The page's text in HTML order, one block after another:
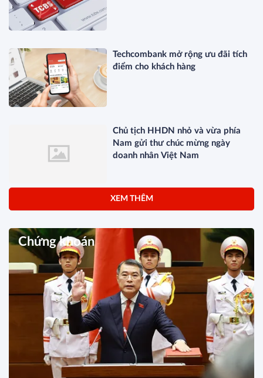
Techcombank mở rộng ưu đãi tích
điểm cho khách hàng
Chủ tịch HHDN nhỏ và vừa phía
Nam gửi thư chúc mừng ngày
doanh nhân Việt Nam
XEM THÊM
Chứng khoán